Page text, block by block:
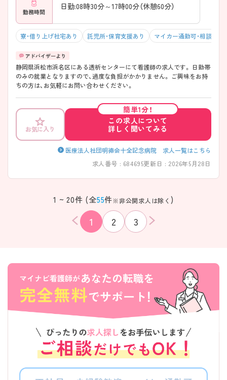
条件を
検索する
勤務時間
日勤:08時30分～17時00分（休憩60分）
寮・借り上げ社宅あり 託児所・保育支援あり マイカー通勤可・相談可
静岡県浜松市浜名区にある透析センターにて看護師の求人です。 日勤帯
のみの就業となりますので、過度な負担がかかりません。 ご興味をお持
ちの方は、お気軽にお問い合わせください。
お気に入り
簡単1分！
この求人について
詳しく聞いてみる
医療法人社団明徳会十全記念病院 求人一覧はこちら
求人番号 : 684695更新日 : 2026年5月28日
1 ~ 20件 (全55件※非公開求人は除く )
1 2 3